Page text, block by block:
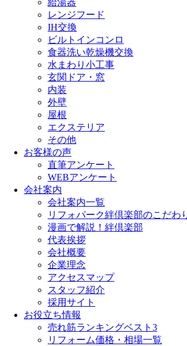
レンジフード
IH交換
ビルトインコンロ
食器洗い乾燥機交換
水まわり小工事
玄関ドア・窓
内装
外壁
屋根
エクステリア
その他
お客様の声
直筆アンケート
WEBアンケート
会社案内
会社案内一覧
リフォパーク絆倶楽部のこだわ
漫画で解説！絆倶楽部
代表挨拶
会社概要
企業理念
アクセスマップ
スタッフ紹介
採用サイト
お役立ち情報
売れ筋ランキングベスト3
リフォーム価格・相場一覧